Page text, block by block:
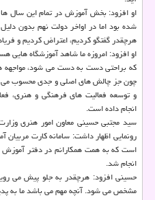
او افزود: بخش آموزش در تمام این سال
شده بود اما در اواخر دولت نهم بدون
هرچقدر گفتگو كردیم، اعتراض كردیم و
او افزود: امروزه ما شاهد آموزشگاه هایی
كه براحتی دست به دست می شود، مواجهه
چون جز چالش های اصلی و جدی محسوب می
و توسعه فعالیت های فرهنگی و هنری،
انجام داده است.
سید مجتبی حسینی معاون امور هنری
رونمایی اظهار داشت: سامانه كارت
است كه به همت همكارانم در دفتر آموزش
انجام شد.
حسینی افزود: هرچقدر به جلو پیش می
مشخص می شود. آنچه مهم می باشد ما به